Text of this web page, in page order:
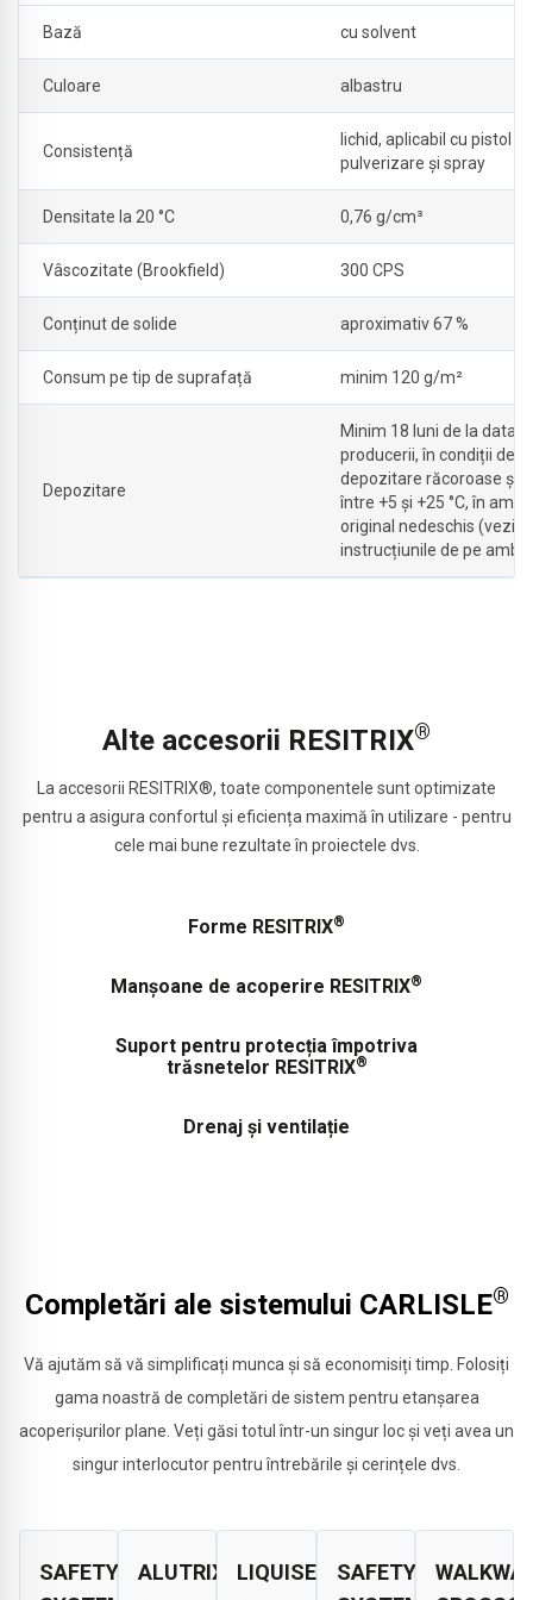
Bază cu solvent
Culoare albastru
Consistență
lichid, aplicabil cu pistol de
pulverizare și spray
Densitate la 20 °C 0,76 g/cm³
Vâscozitate (Brookfield) 300 CPS
Conținut de solide aproximativ 67 %
Consum pe tip de suprafață minim 120 g/m²
Depozitare
Minim 18 luni de la data
producerii, în condiții de
depozitare răcoroase și
între +5 și +25 °C, în
original nedeschis (vezi
instrucțiunile de pe
Alte accesorii RESITRIX®
La accesorii RESITRIX®, toate componentele sunt optimizate
pentru a asigura confortul și eficiența maximă în utilizare - pentru
cele mai bune rezultate în proiectele dvs.
Forme RESITRIX®
Manșoane de acoperire RESITRIX®
Suport pentru protecția împotriva
trăsnetelor RESITRIX®
Drenaj și ventilație
Completări ale sistemului CARLISLE®
Vă ajutăm să vă simplificați munca și să economisiți timp. Folosiți
gama noastră de completări de sistem pentru etanșarea
acoperișurilor plane. Veți găsi totul într-un singur loc și veți avea un
singur interlocutor pentru întrebările și cerințele dvs.
SAFETY
ALUTRIX ®LIQUISEALSAFETY